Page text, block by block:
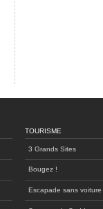
TOURISME
3 Grands Sites
Bougez !
Escapade sans voiture